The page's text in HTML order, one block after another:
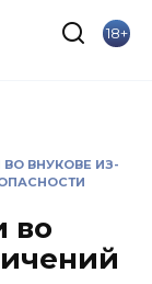
18+
ВНУКОВЕ ИЗ-
во